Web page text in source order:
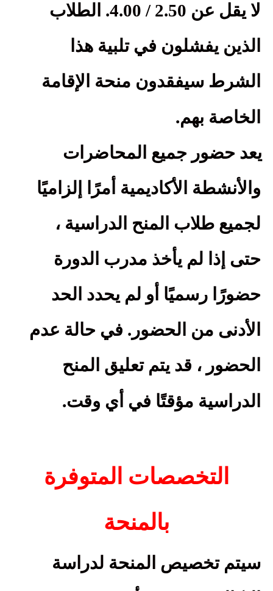
لا يقل عن 2.50 / 4.00. الطلاب
الذين يفشلون في تلبية هذا
الشرط سيفقدون منحة الإقامة
الخاصة بهم.
يعد حضور جميع المحاضرات
والأنشطة الأكاديمية أمرًا إلزاميًا
لجميع طلاب المنح الدراسية ،
حتى إذا لم يأخذ مدرب الدورة
حضورًا رسميًا أو لم يحدد الحد
الأدنى من الحضور. في حالة عدم
الحضور ، قد يتم تعليق المنح
الدراسية مؤقتًا في أي وقت.
التخصصات المتوفرة
بالمنحة
سيتم تخصيص المنحة لدراسة